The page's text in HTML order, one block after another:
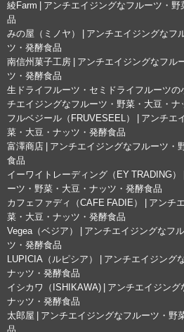
綾Farm | アンチエイジングなフルーツ・
品
みの屋（ミノヤ） | アンチエイジングなフ
ツ・発酵食品
南信州菓子工房 | アンチエイジングなフル
ツ・発酵食品
生ドライフルーツ・セミドライフルーツの
チエイジングなフルーツ・野菜・大豆・ナ
フルベジール（FRUVESEEL） | アンチエ
菜・大豆・ナッツ・発酵食品
富澤商店 | アンチエイジングなフルーツ・
食品
イーワイトレーディング（EY TRADING
ーツ・野菜・大豆・ナッツ・発酵食品
カフェファディ（CAFE FADIE） | アンチ
菜・大豆・ナッツ・発酵食品
Vegea（ベジア） | アンチエイジングなフ
ツ・発酵食品
LUPICIA（ルピシア） | アンチエイジング
ナッツ・発酵食品
イシカワ（ISHIKAWA) | アンチエイジング
ナッツ・発酵食品
太郎屋 | アンチエイジングなフルーツ・野
品